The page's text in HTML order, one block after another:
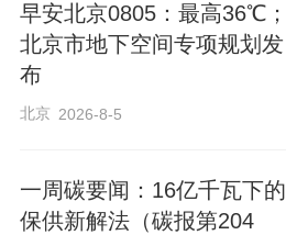
早安北京0805：最高36℃；
北京市地下空间专项规划发
布
北京 2026-8-5
一周碳要闻：16亿千瓦下的
保供新解法（碳报第204